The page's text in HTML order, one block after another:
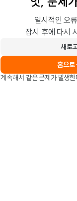
일시적인 오
잠시 후에 다시
새로
홈으로
계속해서 같은 문제가 발생한